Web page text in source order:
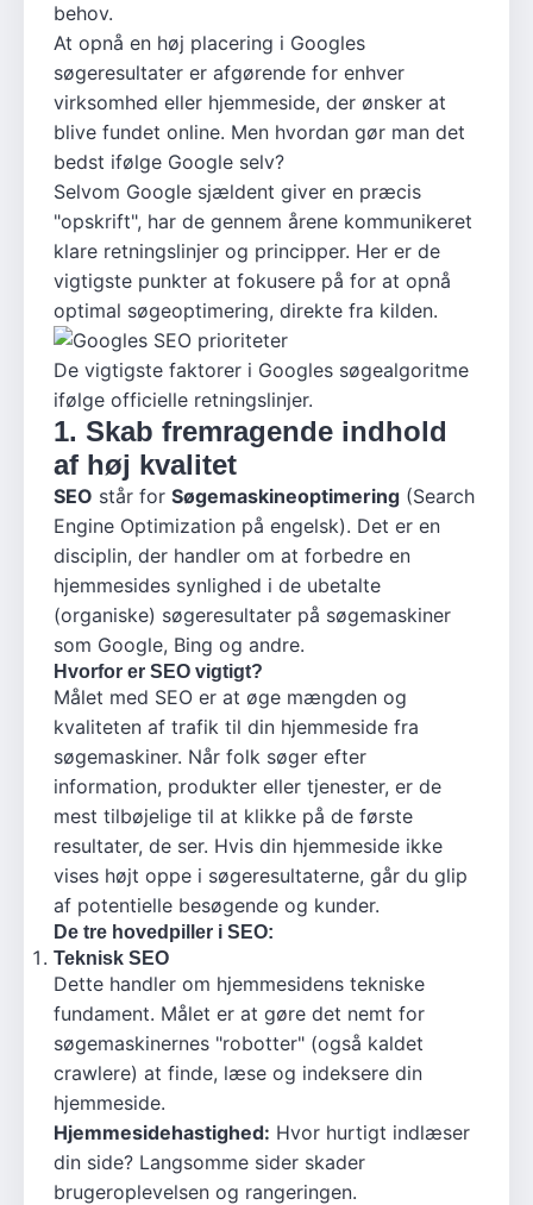
behov.
At opnå en høj placering i Googles
søgeresultater er afgørende for enhver
virksomhed eller hjemmeside, der ønsker at
blive fundet online. Men hvordan gør man det
bedst ifølge Google selv?
Selvom Google sjældent giver en præcis
"opskrift", har de gennem årene kommunikeret
klare retningslinjer og principper. Her er de
vigtigste punkter at fokusere på for at opnå
optimal søgeoptimering, direkte fra kilden.
De vigtigste faktorer i Googles søgealgoritme
ifølge officielle retningslinjer.
1. Skab fremragende indhold
af høj kvalitet
SEO står for Søgemaskineoptimering (Search
Engine Optimization på engelsk). Det er en
disciplin, der handler om at forbedre en
hjemmesides synlighed i de ubetalte
(organiske) søgeresultater på søgemaskiner
som Google, Bing og andre.
Hvorfor er SEO vigtigt?
Målet med SEO er at øge mængden og
kvaliteten af trafik til din hjemmeside fra
søgemaskiner. Når folk søger efter
information, produkter eller tjenester, er de
mest tilbøjelige til at klikke på de første
resultater, de ser. Hvis din hjemmeside ikke
vises højt oppe i søgeresultaterne, går du glip
af potentielle besøgende og kunder.
De tre hovedpiller i SEO:
Teknisk SEO
Dette handler om hjemmesidens tekniske
fundament. Målet er at gøre det nemt for
søgemaskinernes "robotter" (også kaldet
crawlere) at finde, læse og indeksere din
hjemmeside.
Hjemmesidehastighed: Hvor hurtigt indlæser
din side? Langsomme sider skader
brugeroplevelsen og rangeringen.